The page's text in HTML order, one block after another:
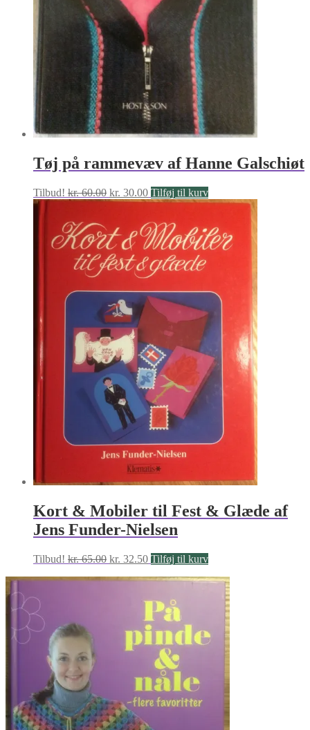
Tøj på rammevæv af Hanne Galschiøt
Tilbud! kr.60.00 Den
oprindelige
var:
kr. 60.00.
kr. 30.00Den
aktuelle
er:
kr. 30.00.
Tilføj til kurv
Kort & Mobiler til Fest & Glæde af
Jens Funder-Nielsen
Tilbud! kr.65.00 Den
pris
kr. 32.50Den
pris
kr. 32.50.
Tilføj til kurv